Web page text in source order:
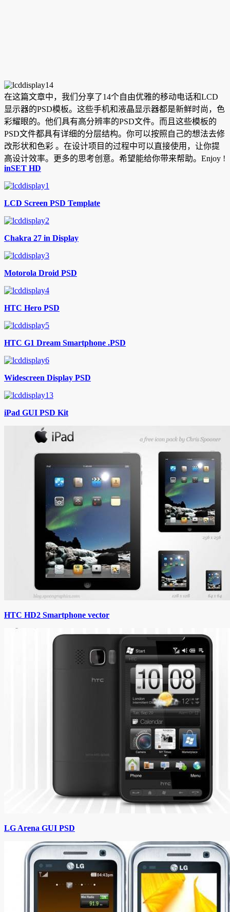
在这篇文章中，我们分享了14个自由优雅的移动电话和LCD
显示器的PSD模板。这些手机和液晶显示器都是新鲜时尚，色
彩耀眼的。他们具有高分辨率的PSD文件。而且这些模板的
PSD文件都具有详细的分层结构。你可以按照自己的想法去修
改形状和色彩 。在设计项目的过程中可以直接使用，让你提
高设计效率。更多的思考创意。希望能给你带来帮助。Enjoy !
inSET HD
LCD Screen PSD Template
Chakra 27 in Display
Motorola Droid PSD
HTC Hero PSD
HTC G1 Dream Smartphone .PSD
Widescreen Display PSD
iPad GUI PSD Kit
HTC HD2 Smartphone vector
LG Arena GUI PSD